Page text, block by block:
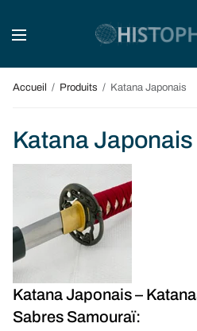
Accueil / Produits / Katana Japonais
Katana Japonais
Katana Japonais –
Sabres Samouraï: